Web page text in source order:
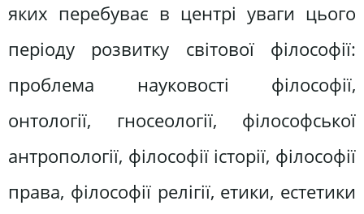
яких перебуває в центрі уваги цього
періоду розвитку світової філософії:
проблема науковості філософії,
онтології, гносеології, філософської
антропології, філософії історії, філософії
права, філософії релігії, етики, естетики